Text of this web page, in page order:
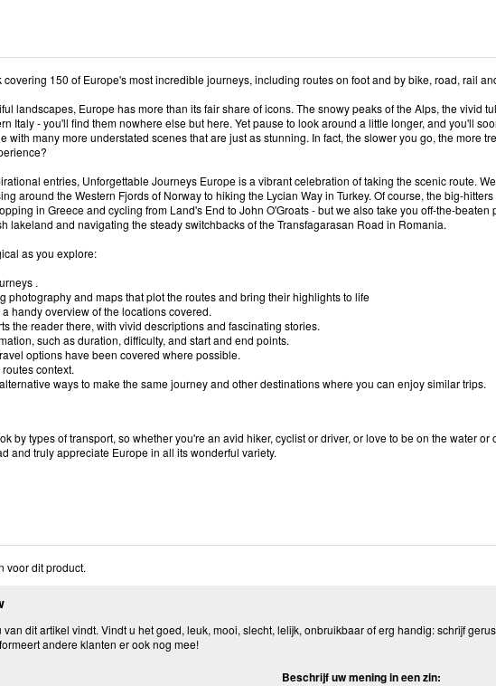
150 of Europe's most incredible journeys, including routes on foot and by bike, road, rail
landscapes, Europe has more than its fair share of icons. The snowy peaks of the Alps, the vivid
Italy - you'll find them nowhere else but here. Yet pause to look around a little longer, and you'll
with many more understated scenes that are just as stunning. In fact, the slower you go, the more
entries, Unforgettable Journeys Europe is a vibrant celebration of taking the scenic route.
around the Western Fjords of Norway to hiking the Lycian Way in Turkey. Of course, the big-
in Greece and cycling from Land's End to John O'Groats - but we also take you off-the-
lakeland and navigating the steady switchbacks of the Transfagarasan Road in Romania.
as you explore:
.
photography and maps that plot the routes and bring their highlights to life
handy overview of the locations covered.
the reader there, with vivid descriptions and fascinating stories.
such as duration, difficulty, and start and end points.
options have been covered where possible.
context.
ways to make the same journey and other destinations where you can enjoy similar trips.
by types of transport, so whether you're an avid hiker, cyclist or driver, or love to be on the water
and truly appreciate Europe in all its wonderful variety.
voor dit product.
van dit artikel vindt. Vindt u het goed, leuk, mooi, slecht, lelijk, onbruikbaar of erg handig: schrijf
andere klanten er ook nog mee!
Beschrijf uw mening in een zin: